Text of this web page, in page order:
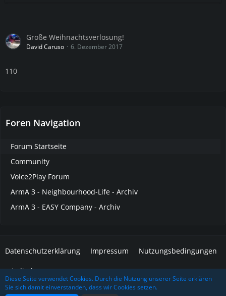
Große Weihnachtsverlosung!
David Caruso 6. Dezember 2017
110
Foren Navigation
Forum Startseite
Community
Voice2Play Forum
ArmA 3 - Neighbourhood-Life - Archiv
ArmA 3 - EASY Company - Archiv
Datenschutzerklärung Impressum Nutzungsbedingungen
Mitglieder
Diese Seite verwendet Cookies. Durch die Nutzung unserer Seite erklären
Sie sich damit einverstanden, dass wir Cookies setzen.